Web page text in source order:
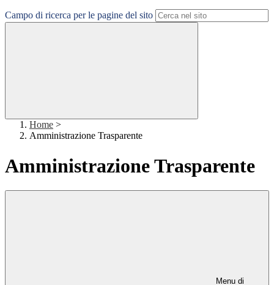
Campo di ricerca per le pagine del sito
Home >
Amministrazione Trasparente
Amministrazione Trasparente
Menu di